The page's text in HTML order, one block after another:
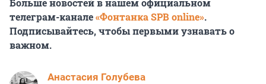
Больше новостей в нашем официальном
телеграм-канале«Фонтанка SPB online».
Подписывайтесь, чтобы первыми узнавать о
важном.
Анастасия Голубева